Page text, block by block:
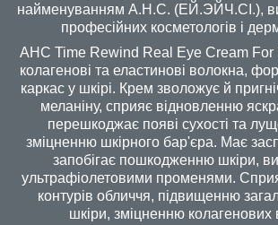
найменуванням A.H.C. (ЕЙ.ЭЙЧ.СІ.),
професійних косметологів і
AHC Time Rewind Real Eye Cream For
колагенові та еластинові волокна,
каркас у шкірі. Крем зволожує й
меланіну, сприяє відновленню
перешкоджає появі сухості та
зміцненню шкірного бар'єра. Має
запобігає пошкодженню шкіри,
ультрафіолетовими променями.
контурів обличчя, підвищенню
шкіри, зміцненню колагенових